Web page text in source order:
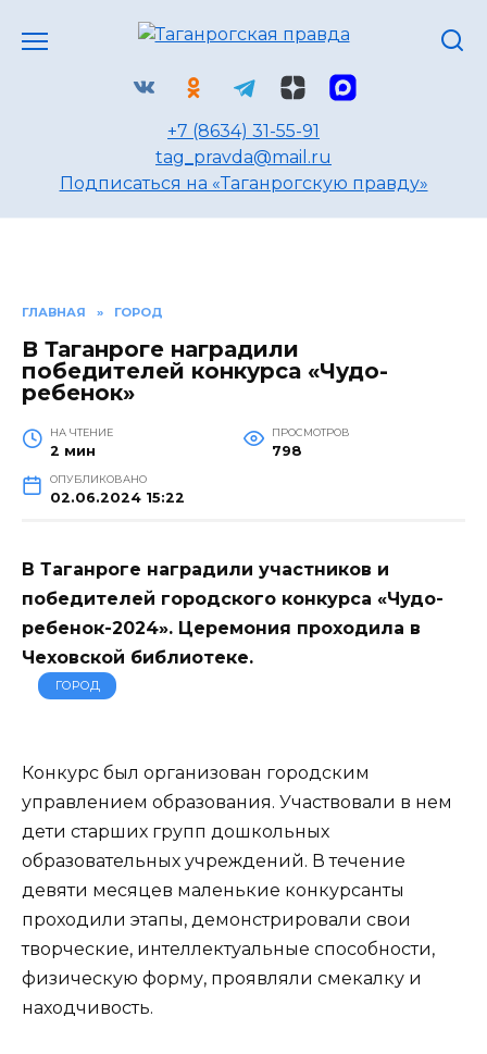
+7 (8634) 31-55-91
tag_pravda@mail.ru
Подписаться на «Таганрогскую правду»
ГЛАВНАЯ » ГОРОД
В Таганроге наградили
победителей конкурса «Чудо-
ребенок»
НА ЧТЕНИЕ
2 мин
ПРОСМОТРОВ
798
ОПУБЛИКОВАНО
02.06.2024 15:22
В Таганроге наградили участников и
победителей городского конкурса «Чудо-
ребенок-2024». Церемония проходила в
Чеховской библиотеке.
ГОРОД
Конкурс был организован городским
управлением образования. Участвовали в нем
дети старших групп дошкольных
образовательных учреждений. В течение
девяти месяцев маленькие конкурсанты
проходили этапы, демонстрировали свои
творческие, интеллектуальные способности,
физическую форму, проявляли смекалку и
находчивость.